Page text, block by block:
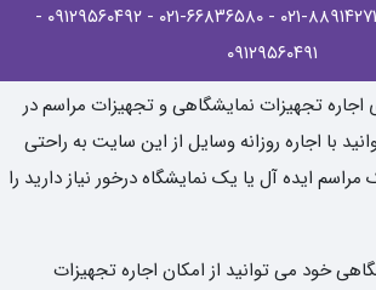
- ۰۲۱-۶۶۸۳۶۵۸۰ - ۰۹۱۲۹۵۶۰۴۹۲
-
۰۹۱۲۹۵۶۰۴۹۱
اجاره تجهیزات نمایشگاهی و تجهیزات مراسم در
با اجاره روزانه وسایل از این سایت به راحتی
ایده آل یا یک نمایشگاه درخور نیاز دارید را
خود می توانید از امکان اجاره تجهیزات